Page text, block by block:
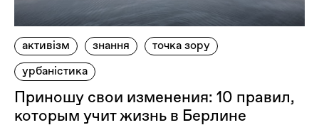
активізм знання
точка зору
урбаністика
Приношу свои изменения: 10 правил,
которым учит жизнь в Берлине